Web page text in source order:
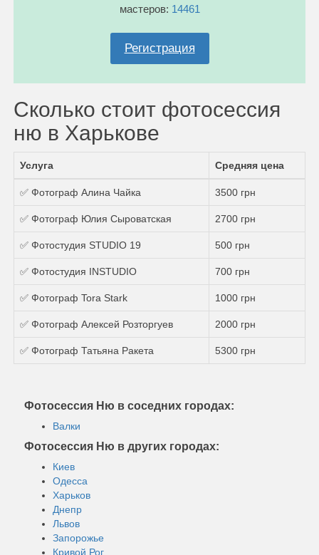
мастеров: 14461
Регистрация
Сколько стоит фотосессия
ню в Харькове
Услуга Средняя цена
✅ Фотограф Алина Чайка 3500 грн
✅ Фотограф Юлия Сыроватская 2700 грн
✅ Фотостудия STUDIO 19 500 грн
✅ Фотостудия INSTUDIO 700 грн
✅ Фотограф Tora Stark 1000 грн
✅ Фотограф Алексей Розторгуев 2000 грн
✅ Фотограф Татьяна Ракета 5300 грн
Фотосессия Ню в соседних городах:
Валки
Фотосессия Ню в других городах:
Киев
Одесса
Харьков
Днепр
Львов
Запорожье
Кривой Рог